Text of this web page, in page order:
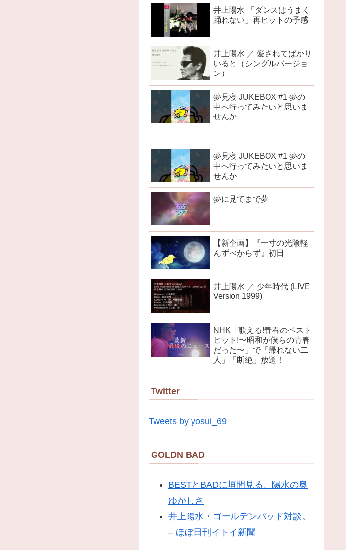
井上陽水 「ダンスはうまく
踊れない」再ヒットの予感
井上陽水 ／ 愛されてばかり
いると（シングルバージョ
ン）
夢見寝 JUKEBOX #1 夢の
中へ行ってみたいと思いま
せんか
夢見寝 JUKEBOX #1 夢の
中へ行ってみたいと思いま
せんか
夢に見てまで夢
【新企画】『一寸の光陰軽
んずべからず』初日
井上陽水 ／ 少年時代 (LIVE
Version 1999)
NHK「歌える!青春のベスト
ヒット!〜昭和が僕らの青春
だった〜」で「帰れない二
人」「断絶」放送！
Twitter
Tweets by yosui_69
GOLDN BAD
BESTとBADに垣間見る、陽水の奥
ゆかしさ
井上陽水・ゴールデンバッド対談。
– ほぼ日刊イトイ新聞